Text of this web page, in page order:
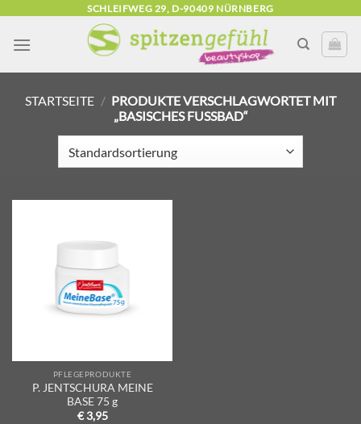
springen
SCHLEIFWEG 29, D-90409 NÜRNBERG
STARTSEITE / PRODUKTE VERSCHLAGWORTET MIT
„BASISCHES FUSSBAD“
hinzufügen
PFLEGEPRODUKTE
P. JENTSCHURA MEINE
BASE 75 g
€ 3,95